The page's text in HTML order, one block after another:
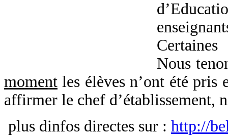
Nous
moment les élèves n’ont été pris
affirmer le chef d’établissement,
plus dinfos directes sur : http://